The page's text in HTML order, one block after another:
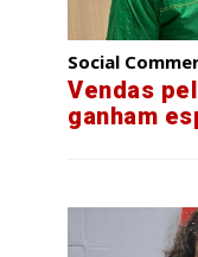
Social
Vendas
ganham